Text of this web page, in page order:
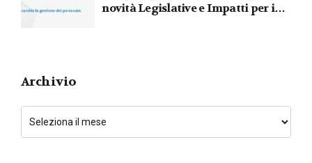
novità Legislative e Impatti per i
Archivio